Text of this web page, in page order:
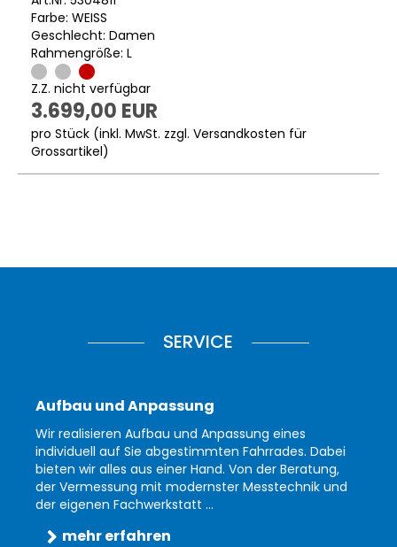
Farbe: WEISS
Geschlecht: Damen
Rahmengröße: L
Z.Z. nicht verfügbar
3.699,00 EUR
pro Stück (inkl. MwSt. zzgl. Versandkosten für
Grossartikel)
SERVICE
Aufbau und Anpassung
Wir realisieren Aufbau und Anpassung eines
individuell auf Sie abgestimmten Fahrrades. Dabei
bieten wir alles aus einer Hand. Von der Beratung,
der Vermessung mit modernster Messtechnik und
der eigenen Fachwerkstatt ...
mehr erfahren